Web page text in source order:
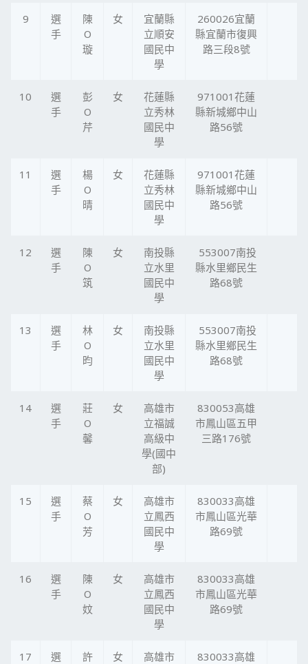
9
選
手
陳
O
璇
女
宜蘭縣
立順安
國民中
學
260026宜蘭
縣宜蘭市復興
路三段8號
10
選
手
彭
O
芹
女
花蓮縣
立秀林
國民中
學
971001花蓮
縣新城鄉中山
路56號
11
選
手
楊
O
晴
女
花蓮縣
立秀林
國民中
學
971001花蓮
縣新城鄉中山
路56號
12
選
手
陳
O
筑
女
南投縣
立水里
國民中
學
553007南投
縣水里鄉民生
路68號
13
選
手
林
O
昀
女
南投縣
立水里
國民中
學
553007南投
縣水里鄉民生
路68號
14
選
手
莊
O
馨
女
高雄市
立福誠
高級中
學(國中
部)
830053高雄
市鳳山區五甲
三路176號
15
選
手
蔡
O
芳
女
高雄市
立鳳西
國民中
學
830033高雄
市鳳山區光華
路69號
16
選
手
陳
O
妏
女
高雄市
立鳳西
國民中
學
830033高雄
市鳳山區光華
路69號
17
選
許
女
高雄市
830033高雄